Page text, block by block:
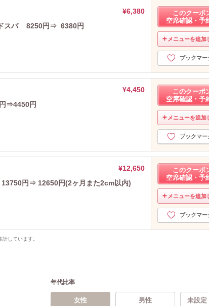
¥6,380
ドスパ 8250円⇒ 6380円
このクーポ
空席確認・予
メニューを追加
ブックマー
¥4,450
⇒4450円
このクーポ
空席確認・予
メニューを追加
ブックマー
¥12,650
円⇒ 12650円(2ヶ月また2cm以内)
このクーポ
空席確認・予
メニューを追加
ブックマー
しています。
年代比率
女性 男性 未設定